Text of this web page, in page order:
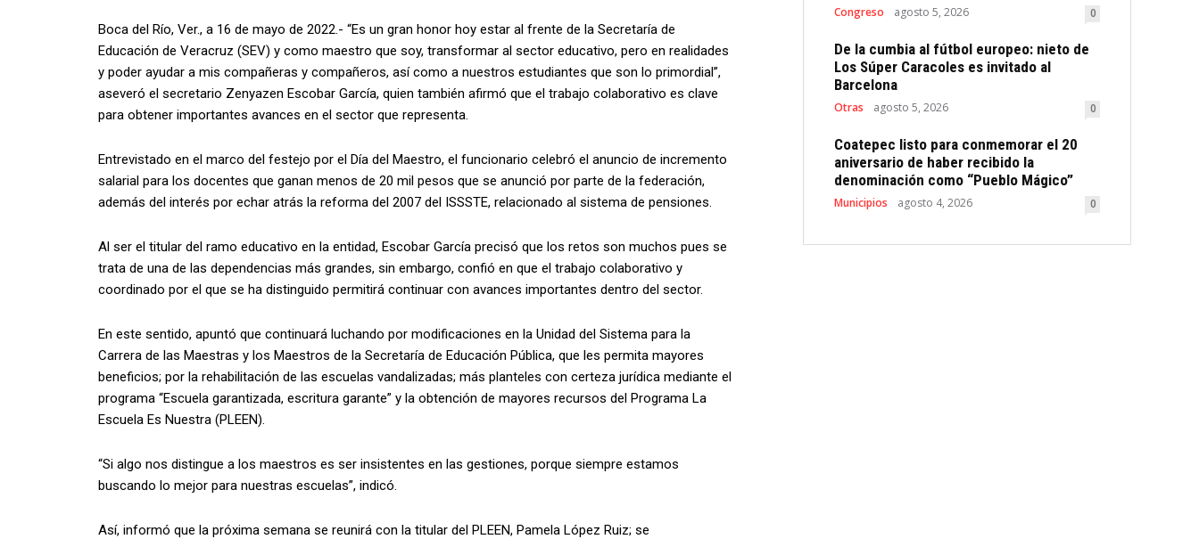
Boca del Río, Ver., a 16 de mayo de 2022.- “Es un gran honor hoy estar al frente de la Secretaría de
Educación de Veracruz (SEV) y como maestro que soy, transformar al sector educativo, pero en realidades
y poder ayudar a mis compañeras y compañeros, así como a nuestros estudiantes que son lo primordial”,
aseveró el secretario Zenyazen Escobar García, quien también afirmó que el trabajo colaborativo es clave
para obtener importantes avances en el sector que representa.
Entrevistado en el marco del festejo por el Día del Maestro, el funcionario celebró el anuncio de incremento
salarial para los docentes que ganan menos de 20 mil pesos que se anunció por parte de la federación,
además del interés por echar atrás la reforma del 2007 del ISSSTE, relacionado al sistema de pensiones.
Al ser el titular del ramo educativo en la entidad, Escobar García precisó que los retos son muchos pues se
trata de una de las dependencias más grandes, sin embargo, confió en que el trabajo colaborativo y
coordinado por el que se ha distinguido permitirá continuar con avances importantes dentro del sector.
En este sentido, apuntó que continuará luchando por modificaciones en la Unidad del Sistema para la
Carrera de las Maestras y los Maestros de la Secretaría de Educación Pública, que les permita mayores
beneficios; por la rehabilitación de las escuelas vandalizadas; más planteles con certeza jurídica mediante el
programa “Escuela garantizada, escritura garante” y la obtención de mayores recursos del Programa La
Escuela Es Nuestra (PLEEN).
“Si algo nos distingue a los maestros es ser insistentes en las gestiones, porque siempre estamos
buscando lo mejor para nuestras escuelas”, indicó.
Así, informó que la próxima semana se reunirá con la titular del PLEEN, Pamela López Ruiz; se
Congreso agosto 5, 2026 0
De la cumbia al fútbol europeo: nieto de
Los Súper Caracoles es invitado al
Barcelona
Otras agosto 5, 2026 0
Coatepec listo para conmemorar el 20
aniversario de haber recibido la
denominación como “Pueblo Mágico”
Municipios agosto 4, 2026 0